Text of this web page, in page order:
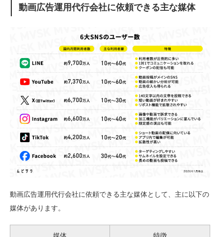
動画広告運用代行会社に依頼できる主な媒体
動画広告運用代行会社に依頼できる主な媒体として、主に以下の
媒体があります。
媒体 特徴